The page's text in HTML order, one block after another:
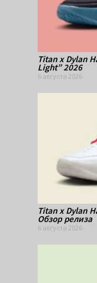
Titan x Dylan
Light” 2026
6 августа 2026
Titan x Dylan
Обзор релиза
6 августа 2026